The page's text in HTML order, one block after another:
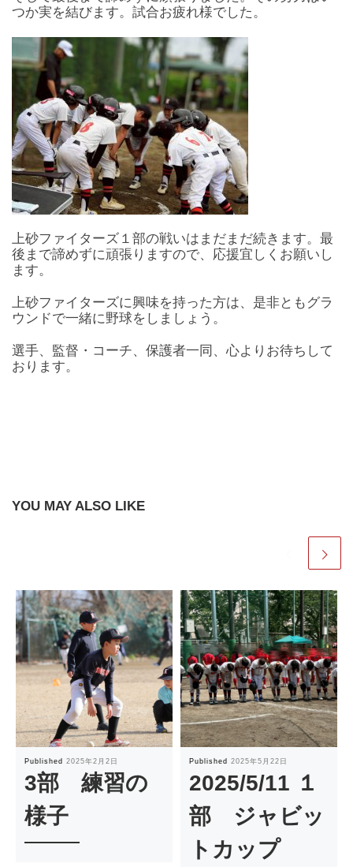
つか実を結びます。試合お疲れ様でした。
上砂ファイターズ１部の戦いはまだまだ続きます。最
後まで諦めずに頑張りますので、応援宜しくお願いし
ます。
上砂ファイターズに興味を持った方は、是非ともグラ
ウンドで一緒に野球をしましょう。
選手、監督・コーチ、保護者一同、心よりお待ちして
おります。
YOU MAY ALSO LIKE
Published 2025年2月2日
3部 練習の
様子
Published 2025年5月22日
2025/5/11 １
部 ジャビッ
トカップ